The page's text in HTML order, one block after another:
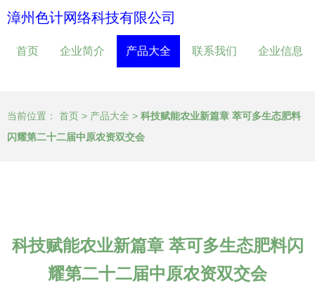
漳州色计网络科技有限公司
首页 企业简介 产品大全 联系我们 企业信息
当前位置： 首页 > 产品大全 > 科技赋能农业新篇章 萃可多生态肥料
闪耀第二十二届中原农资双交会
科技赋能农业新篇章 萃可多生态肥料闪
耀第二十二届中原农资双交会